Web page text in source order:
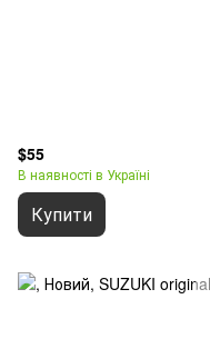
$55
В наявності в Україні
Купити